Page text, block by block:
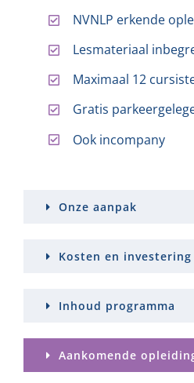
NVNLP erkende
Lesmateriaal
Maximaal 12
Gratis
Ook incompany
Onze aanpak
Kosten en investering
Inhoud programma
Aankomende